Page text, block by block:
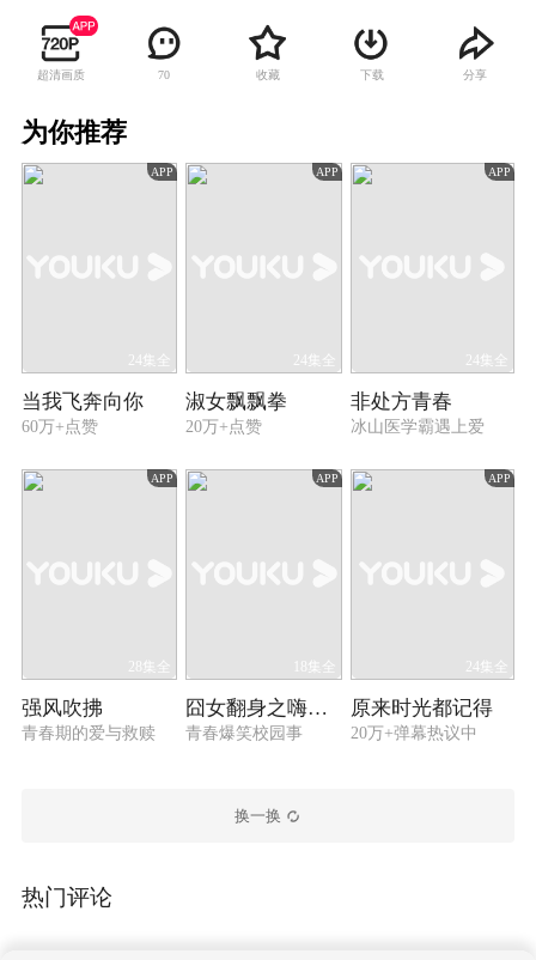
追到蒋云天。学校为他们准备了假面舞会。舞会
上，穆晓晓以为蒋云天一定帅气出场，她特意装
扮一番，与一些假面骑士、行刑官混在一起，却
莱克讲起自己的童年，青梅竹马的女孩送他的折
超清画质 70 收藏 下载 分享
为你推荐
APP
24集全
当我飞奔向你
60万+点赞
APP
24集全
淑女飘飘拳
20万+点赞
APP
24集全
非处方青春
冰山医学霸遇上爱
APP
28集全
强风吹拂
青春期的爱与救赎
APP
18集全
囧女翻身之嗨如花 第一季
青春爆笑校园事
APP
24集全
原来时光都记得
20万+弹幕热议中
换一换
热门评论